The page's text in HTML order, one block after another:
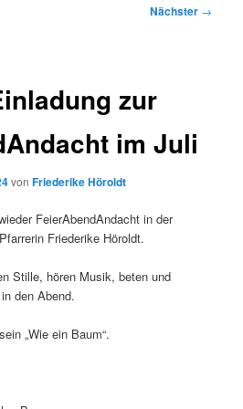
Nächster →
zur
im Juli
vonFriederike Höroldt
FeierAbendAndacht in der
Friederike Höroldt.
Stille, hören Musik, beten und
den Abend.
„Wie ein Baum“.